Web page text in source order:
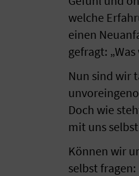
welche
einen
gefragt:
Nun sind wir
Doch wie
mit uns
Können wir
selbst